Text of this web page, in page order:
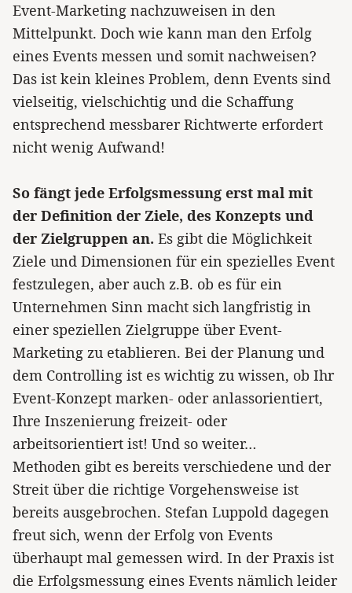
Event-Marketing nachzuweisen in den
Mittelpunkt. Doch wie kann man den Erfolg
eines Events messen und somit nachweisen?
Das ist kein kleines Problem, denn Events sind
vielseitig, vielschichtig und die Schaffung
entsprechend messbarer Richtwerte erfordert
nicht wenig Aufwand!
So fängt jede Erfolgsmessung erst mal mit
der Definition der Ziele, des Konzepts und
der Zielgruppen an. Es gibt die Möglichkeit
Ziele und Dimensionen für ein spezielles Event
festzulegen, aber auch z.B. ob es für ein
Unternehmen Sinn macht sich langfristig in
einer speziellen Zielgruppe über Event-
Marketing zu etablieren. Bei der Planung und
dem Controlling ist es wichtig zu wissen, ob Ihr
Event-Konzept marken- oder anlassorientiert,
Ihre Inszenierung freizeit- oder
arbeitsorientiert ist! Und so weiter…
Methoden gibt es bereits verschiedene und der
Streit über die richtige Vorgehensweise ist
bereits ausgebrochen. Stefan Luppold dagegen
freut sich, wenn der Erfolg von Events
überhaupt mal gemessen wird. In der Praxis ist
die Erfolgsmessung eines Events nämlich leider